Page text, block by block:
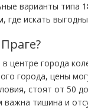
варианты
где искать
центре города
города, цены
стоят от 50
тишина и